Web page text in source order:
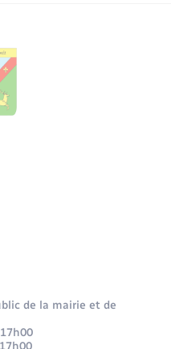
de la mairie et de